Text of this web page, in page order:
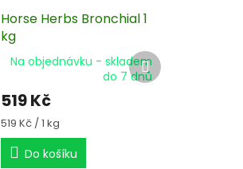
Horse Herbs Bronchial 1
kg
Na objednávku - skladem
do 7 dnů
519 Kč
Měrná
cena:
519 Kč / 1 kg
Do košíku
Další
produkt